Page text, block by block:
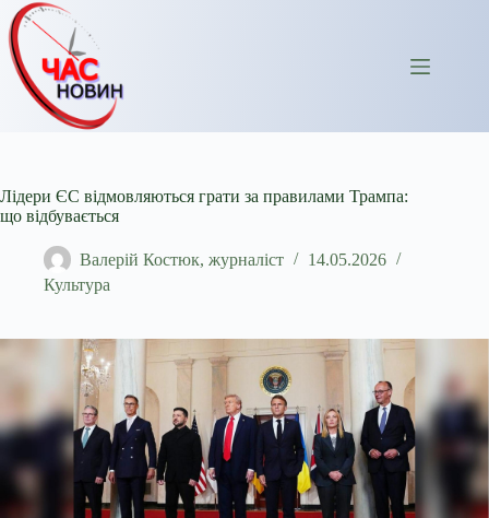
Перейти
до
вмісту
Лідери ЄС відмовляються грати за правилами Трампа:
що відбувається
Валерій Костюк, журналіст
14.05.2026
Культура